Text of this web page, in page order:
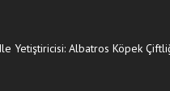
Yetiştiricisi: Albatros Köpek